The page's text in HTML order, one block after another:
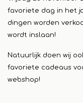
favoriete dag in het
dingen worden
wordt inslaan!
Natuurlijk doen wij
favoriete cadeaus
webshop!